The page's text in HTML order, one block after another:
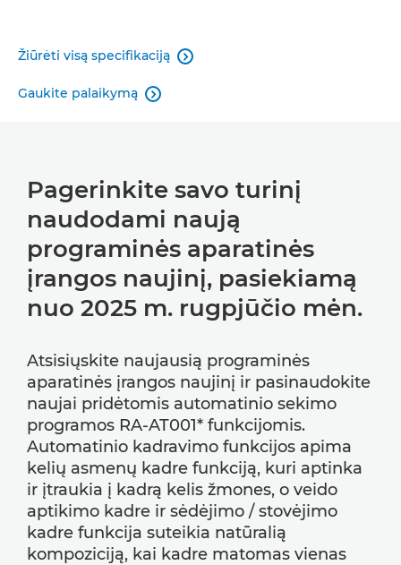
Žiūrėti visą specifikaciją 
Gaukite palaikymą 
Pagerinkite savo turinį
naudodami naują
programinės aparatinės
įrangos naujinį, pasiekiamą
nuo 2025 m. rugpjūčio mėn.
Atsisiųskite naujausią programinės
aparatinės įrangos naujinį ir pasinaudokite
naujai pridėtomis automatinio sekimo
programos RA-AT001* funkcijomis.
Automatinio kadravimo funkcijos apima
kelių asmenų kadre funkciją, kuri aptinka
ir įtraukia į kadrą kelis žmones, o veido
aptikimo kadre ir sėdėjimo / stovėjimo
kadre funkcija suteikia natūralią
kompoziciją, kai kadre matomas vienas